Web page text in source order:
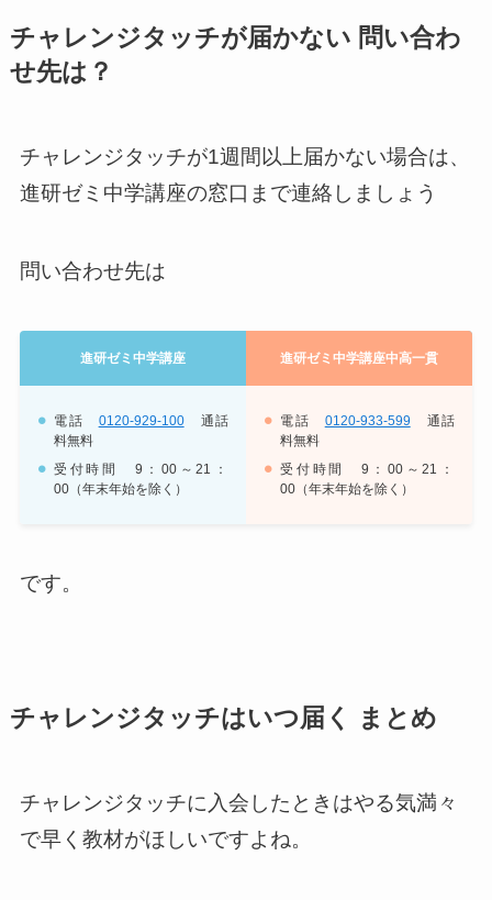
チャレンジタッチが届かない 問い合わ
せ先は？
チャレンジタッチが1週間以上届かない場合は、
進研ゼミ中学講座の窓口まで連絡しましょう
問い合わせ先は
進研ゼミ中学講座 進研ゼミ中学講座中高一貫
電話 0120-929-100通話
料無料
受付時間 9：00～21：
00（年末年始を除く）
電話 0120-933-599 通話
料無料
受付時間 9：00～21：
00（年末年始を除く）
です。
チャレンジタッチはいつ届く まとめ
チャレンジタッチに入会したときはやる気満々
で早く教材がほしいですよね。